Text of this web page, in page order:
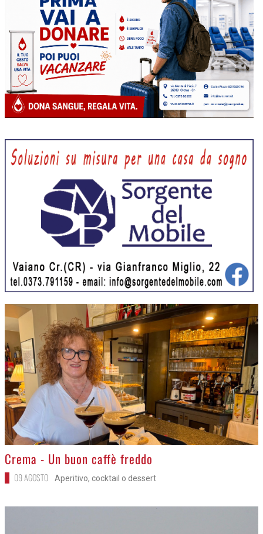
>
Crema - Un buon caffè freddo
09 AGOSTO Aperitivo, cocktail o dessert